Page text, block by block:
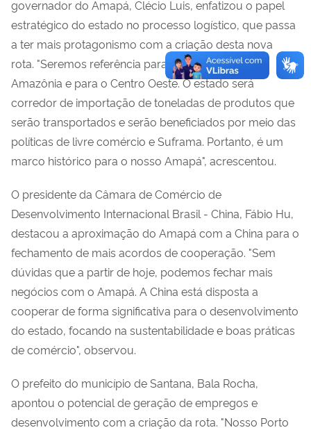
governador do Amapá, Clécio Luis, enfatizou o papel
estratégico do estado no processo logístico, que passa
a ter mais protagonismo com a criação desta nova
rota. "Seremos referência para outras regiões da
Amazônia e para o Centro Oeste. O estado será
corredor de importação de toneladas de produtos que
serão transportados e serão beneficiados por meio das
políticas de livre comércio e Suframa. Portanto, é um
marco histórico para o nosso Amapá", acrescentou.
O presidente da Câmara de Comércio de
Desenvolvimento Internacional Brasil - China, Fábio Hu,
destacou a aproximação do Amapá com a China para o
fechamento de mais acordos de cooperação. "Sem
dúvidas que a partir de hoje, podemos fechar mais
negócios com o Amapá. A China está disposta a
cooperar de forma significativa para o desenvolvimento
do estado, focando na sustentabilidade e boas práticas
de comércio", observou.
O prefeito do município de Santana, Bala Rocha,
apontou o potencial de geração de empregos e
desenvolvimento com a criação da rota. "Nosso Porto